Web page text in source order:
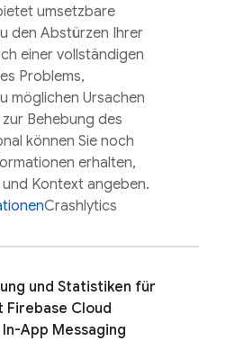
umsetzbare
den Abstürzen Ihrer
einer vollständigen
Problems,
möglichen Ursachen
Behebung des
können Sie noch
erhalten,
Kontext angeben.
Crashlytics
und Statistiken für
Firebase Cloud
In-App Messaging